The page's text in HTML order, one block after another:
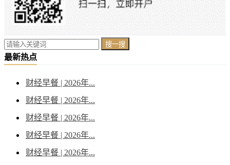
搜一搜
最新热点
财经早餐 | 2026年...
财经早餐 | 2026年...
财经早餐 | 2026年...
财经早餐 | 2026年...
财经早餐 | 2026年...